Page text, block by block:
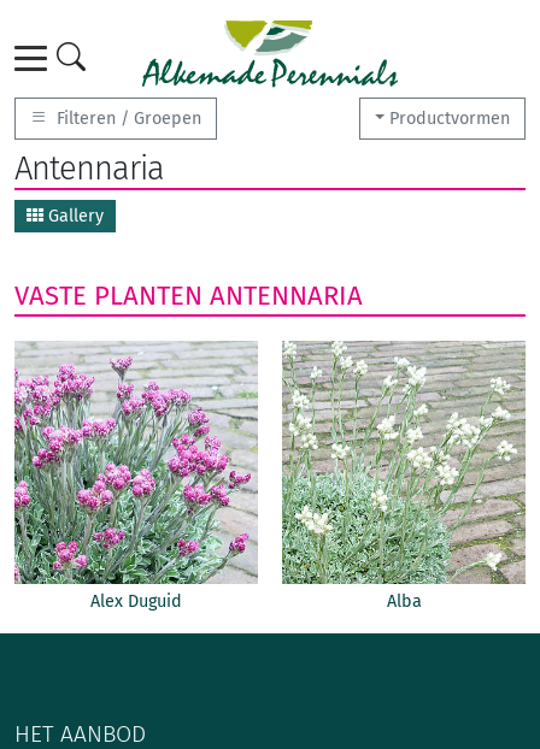
Productvormen
Filteren / Groepen
Antennaria
Gallery
VASTE PLANTEN ANTENNARIA
Alex Duguid Alba
HET AANBOD